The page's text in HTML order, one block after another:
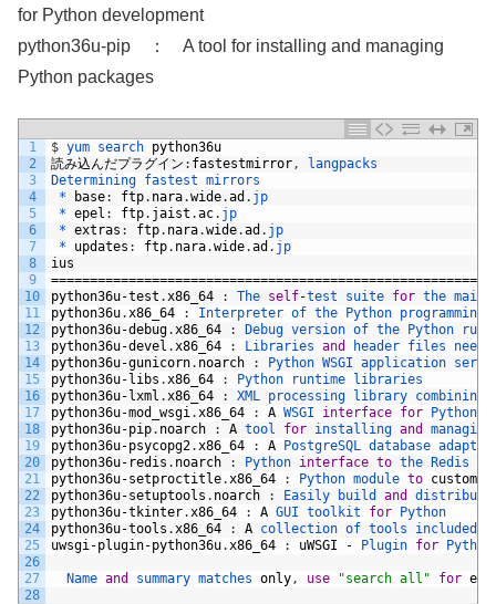
for Python development
python36u-pip ： A tool for installing and managing
Python packages
1
2
3
4
5
6
7
8
9
10
11
12
13
14
15
16
17
18
19
20
21
22
23
24
25
26
27
28
$ yum search python36u
読み込んだプラグイン : fastestmirror ,
langpacks
Determining fastest mirrors
*
base: ftp. nara.wide.ad . jp
* epel : ftp. jaist .ac. jp
* extras : ftp. nara.wide.ad . jp
*
updates : ftp. nara.wide.ad . jp
ius
python36u-test . x86_64 : The self-test suite for the main
python36u. x86_64 : Interpreter of the Python programming
python36u-debug. x86_64 : Debug version of the Python
python36u-devel . x86_64 : Libraries and header files
python36u-gunicorn. noarch : Python WSGI application
python36u-libs . x86_64 : Python runtime libraries
python36u-lxml . x86_64 : XML processing library combining
python36u-mod_wsgi . x86_64 : A WSGI interface for Python
python36u-pip. noarch : A tool for installing and
python36u-psycopg2. x86_64 : A PostgreSQL database
python36u- redis . noarch : Python interface to the Redis
python36u-setproctitle. x86_64 : Python module to
python36u-setuptools . noarch : Easily build and
python36u-tkinter. x86_64 : A GUI toolkit for Python
python36u-tools . x86_64 : A collection of tools included
uwsgi -plugin-python36u. x86_64 : uWSGI - Plugin for
Name and summary matches only , use "search all" for